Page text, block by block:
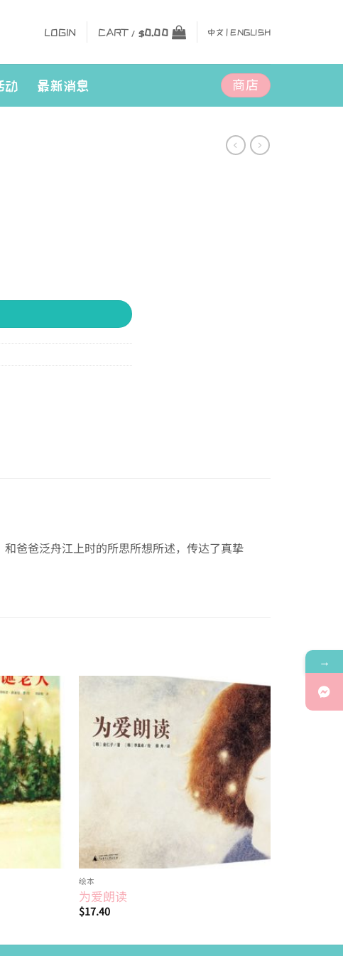
LOGIN CART / $0.00 中文 | ENGLISH
动 最新消息 商店
爸爸泛舟江上时的所思所想所述，传达了真挚
Add to
wishlist
Add to
wishlist
绘本
为爱朗读
$17.40
→